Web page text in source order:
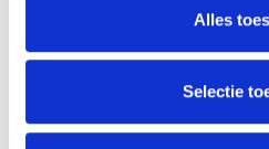
Alles
Selectie